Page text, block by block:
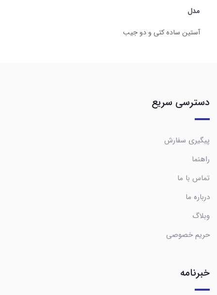
مدل
آستین ساده کتی و دو جیب
دسترسی سریع
پیگیری سفارش
راهنما
تماس با ما
درباره ما
وبلاگ
حریم خصوصی
خبرنامه